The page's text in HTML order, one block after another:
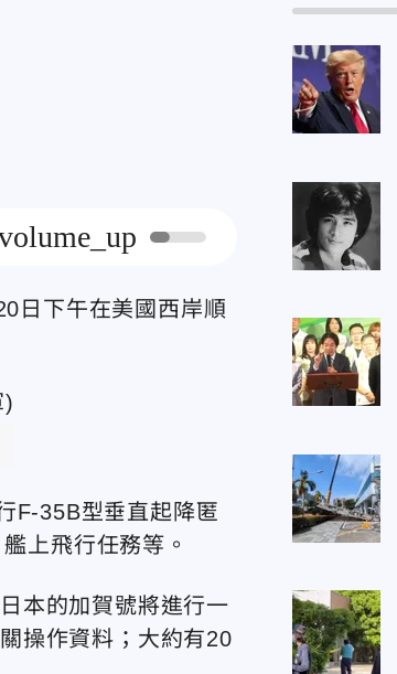
日下午在美國西岸順
F-35B型垂直起降匿
上飛行任務等。
本的加賀號將進行一
操作資料；大約有20